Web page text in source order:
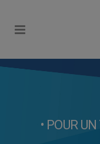
• POUR